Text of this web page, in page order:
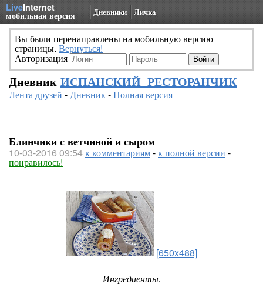
LiveInternet
мобильная версия Дневники Личка
Вы были перенаправлены на мобильную версию
страницы. Вернуться!
Авторизация
Дневник ИСПАНСКИЙ_РЕСТОРАНЧИК
Лента друзей -Дневник-Полная версия
Блинчики с ветчиной и сыром
10-03-2016 09:54к комментариям-к полной версии -
понравилось!
[650x488]
Ингредиенты.